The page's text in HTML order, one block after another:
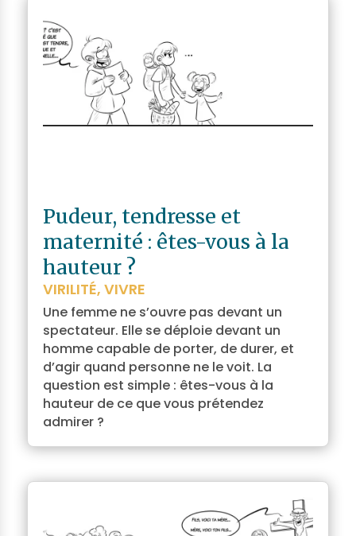
Pudeur, tendresse et
maternité : êtes-vous à la
hauteur ?
VIRILITÉ, VIVRE
Une femme ne s’ouvre pas devant un
spectateur. Elle se déploie devant un
homme capable de porter, de durer, et
d’agir quand personne ne le voit. La
question est simple : êtes-vous à la
hauteur de ce que vous prétendez
admirer ?